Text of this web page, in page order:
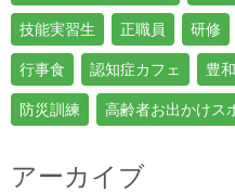
技能実習生 正職員 研修
行事食 認知症カフェ 豊
防災訓練 高齢者お出かけス
アーカイブ